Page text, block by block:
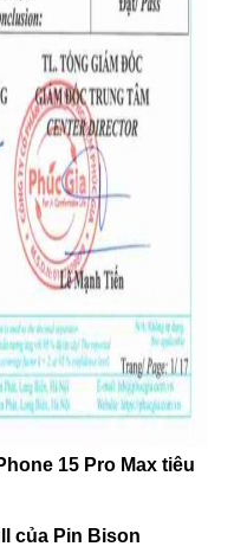
15 Pro Max tiêu
của Pin Bison